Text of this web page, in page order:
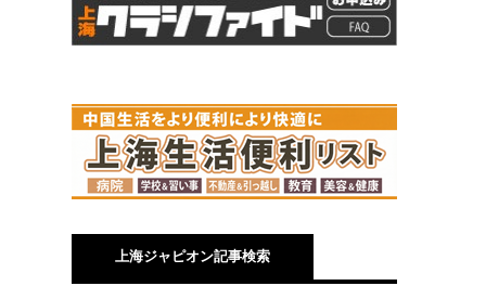
上海ジャピオン記事検索